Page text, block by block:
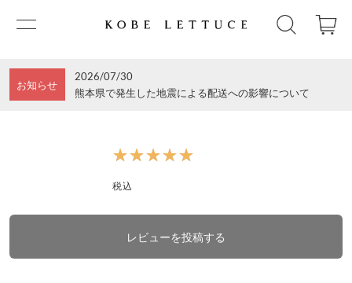
お知らせ
2026/07/30
熊本県で発生した地震による配送への影響について
★★★★★
★★★★★
税込
レビューを投稿する